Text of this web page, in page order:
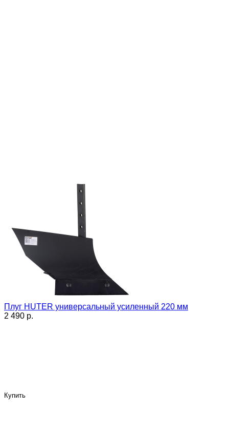
Плуг HUTER универсальный усиленный 220 мм
2 490 p.
Купить